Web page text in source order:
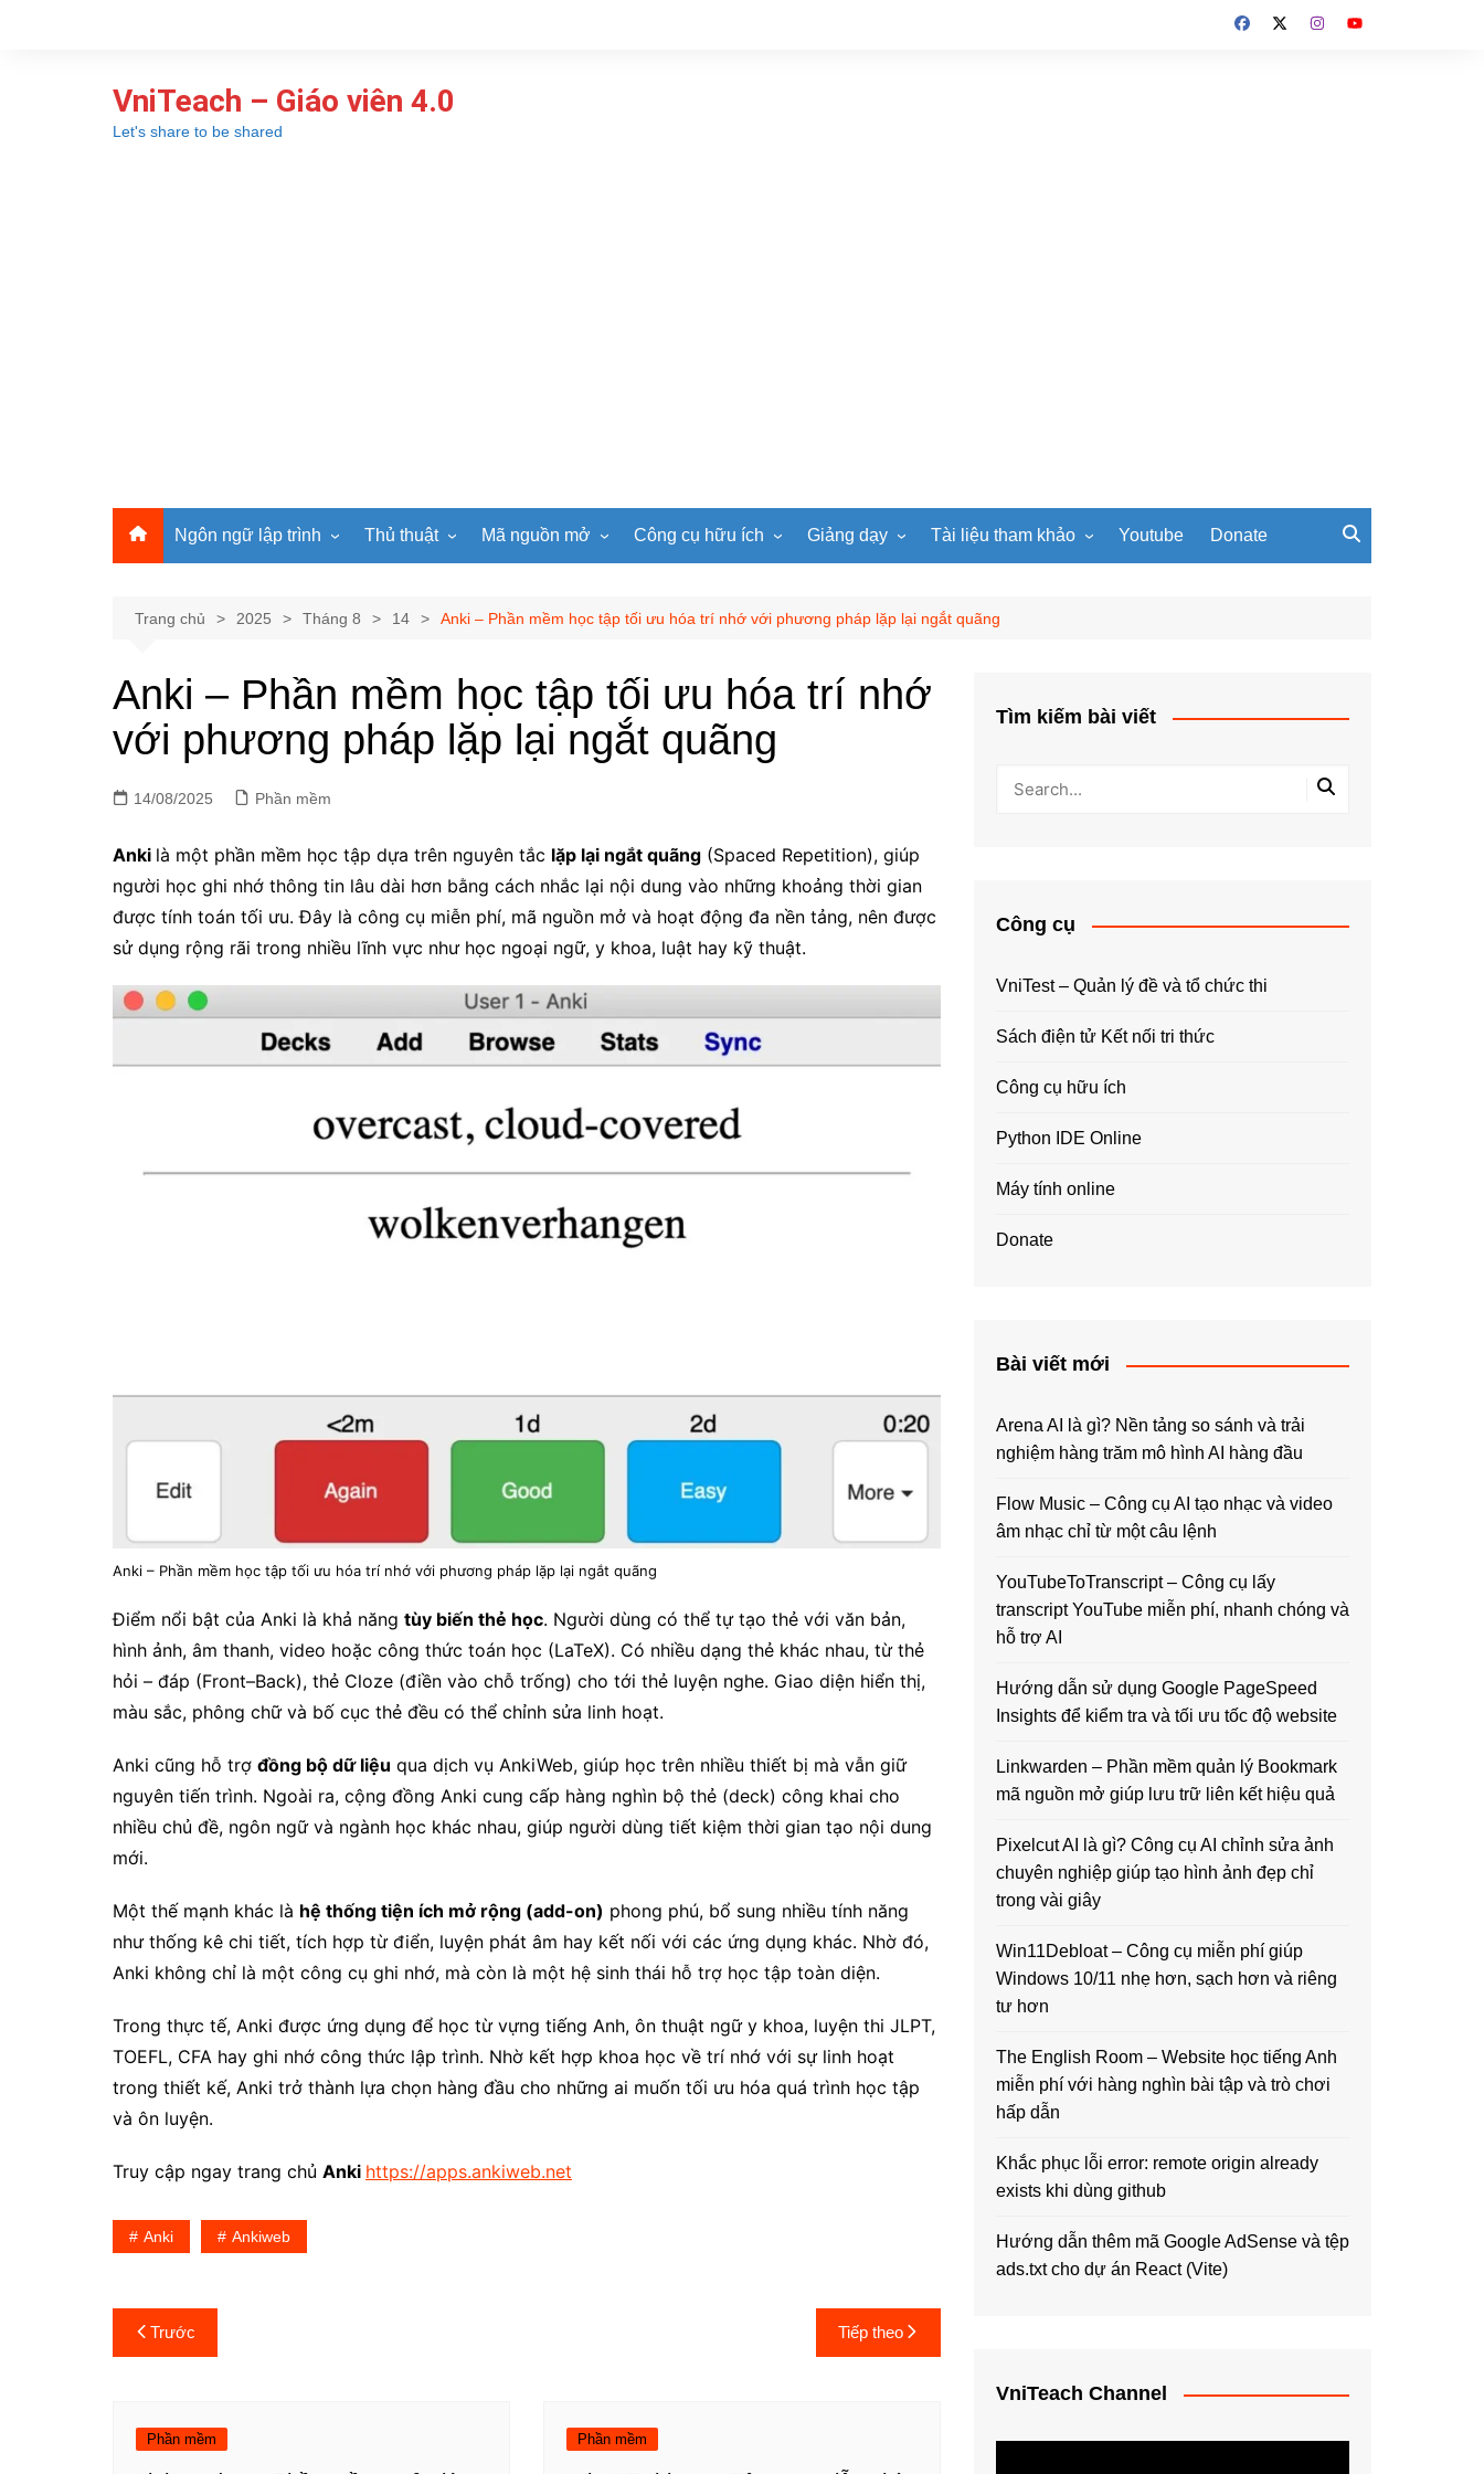
VniTeach – Giáo viên 4.0
Let's share to be shared
Ngôn ngữ lập trình
Lập trình C
Lập trình C++
Lập trình Scratch
Lập trình Microbit
Lập trình Web
Thủ thuật
Microsoft Excel
Windows
Internet
Viết Prompt AI
Fonts Tiếng Việt tuyệt đẹp
Mã nguồn mở
Joomla
EduPortal
Công cụ hữu ích
Lật mảnh ghép
Game Quay số
Tìm ô chữ
Chọn tên ngẫu nhiên
Giảng dạy
Toán học
Tiếng Anh
KHTN
Mĩ thuật
Công nghệ
Tài liệu tham khảo
Trò chơi PowerPoint
Youtube Donate
Trang chủ 2025 Tháng 8 14 Anki – Phần mềm học tập tối ưu hóa trí nhớ với phương pháp lặp lại ngắt quãng
Anki – Phần mềm học tập tối ưu hóa trí nhớ
với phương pháp lặp lại ngắt quãng
14/08/2025 Phần mềm
Anki là một phần mềm học tập dựa trên nguyên tắc lặp lại ngắt quãng (Spaced Repetition), giúp
người học ghi nhớ thông tin lâu dài hơn bằng cách nhắc lại nội dung vào những khoảng thời gian
được tính toán tối ưu. Đây là công cụ miễn phí, mã nguồn mở và hoạt động đa nền tảng, nên được
sử dụng rộng rãi trong nhiều lĩnh vực như học ngoại ngữ, y khoa, luật hay kỹ thuật.
Anki – Phần mềm học tập tối ưu hóa trí nhớ với phương pháp lặp lại ngắt quãng
Điểm nổi bật của Anki là khả năng tùy biến thẻ học. Người dùng có thể tự tạo thẻ với văn bản,
hình ảnh, âm thanh, video hoặc công thức toán học (LaTeX). Có nhiều dạng thẻ khác nhau, từ thẻ
hỏi – đáp (Front–Back), thẻ Cloze (điền vào chỗ trống) cho tới thẻ luyện nghe. Giao diện hiển thị,
màu sắc, phông chữ và bố cục thẻ đều có thể chỉnh sửa linh hoạt.
Anki cũng hỗ trợ đồng bộ dữ liệu qua dịch vụ AnkiWeb, giúp học trên nhiều thiết bị mà vẫn giữ
nguyên tiến trình. Ngoài ra, cộng đồng Anki cung cấp hàng nghìn bộ thẻ (deck) công khai cho
nhiều chủ đề, ngôn ngữ và ngành học khác nhau, giúp người dùng tiết kiệm thời gian tạo nội dung
mới.
Một thế mạnh khác là hệ thống tiện ích mở rộng (add-on) phong phú, bổ sung nhiều tính năng
như thống kê chi tiết, tích hợp từ điển, luyện phát âm hay kết nối với các ứng dụng khác. Nhờ đó,
Anki không chỉ là một công cụ ghi nhớ, mà còn là một hệ sinh thái hỗ trợ học tập toàn diện.
Trong thực tế, Anki được ứng dụng để học từ vựng tiếng Anh, ôn thuật ngữ y khoa, luyện thi JLPT,
TOEFL, CFA hay ghi nhớ công thức lập trình. Nhờ kết hợp khoa học về trí nhớ với sự linh hoạt
trong thiết kế, Anki trở thành lựa chọn hàng đầu cho những ai muốn tối ưu hóa quá trình học tập
và ôn luyện.
Truy cập ngay trang chủ Anki https://apps.ankiweb.net
Anki Ankiweb
Điều
hướng
viết
Trước Tiếp theo
Phần mềm Phần mềm
Tìm kiếm bài viết
Công cụ
VniTest – Quản lý đề và tổ chức thi
Sách điện tử Kết nối tri thức
Công cụ hữu ích
Python IDE Online
Máy tính online
Donate
Bài viết mới
Arena AI là gì? Nền tảng so sánh và trải
nghiệm hàng trăm mô hình AI hàng đầu
Flow Music – Công cụ AI tạo nhạc và video
âm nhạc chỉ từ một câu lệnh
YouTubeToTranscript – Công cụ lấy
transcript YouTube miễn phí, nhanh chóng và
hỗ trợ AI
Hướng dẫn sử dụng Google PageSpeed
Insights để kiểm tra và tối ưu tốc độ website
Linkwarden – Phần mềm quản lý Bookmark
mã nguồn mở giúp lưu trữ liên kết hiệu quả
Pixelcut AI là gì? Công cụ AI chỉnh sửa ảnh
chuyên nghiệp giúp tạo hình ảnh đẹp chỉ
trong vài giây
Win11Debloat – Công cụ miễn phí giúp
Windows 10/11 nhẹ hơn, sạch hơn và riêng
tư hơn
The English Room – Website học tiếng Anh
miễn phí với hàng nghìn bài tập và trò chơi
hấp dẫn
Khắc phục lỗi error: remote origin already
exists khi dùng github
Hướng dẫn thêm mã Google AdSense và tệp
ads.txt cho dự án React (Vite)
VniTeach Channel